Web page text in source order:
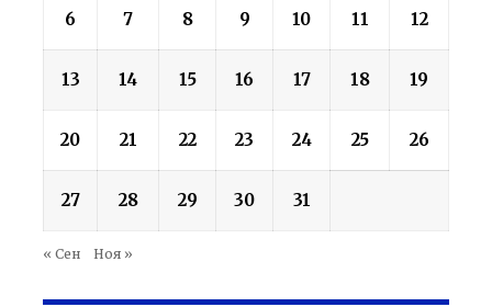
6 7 8 9 10 11 12
13 14 15 16 17 18 19
20 21 22 23 24 25 26
27 28 29 30 31
« Сен Ноя »